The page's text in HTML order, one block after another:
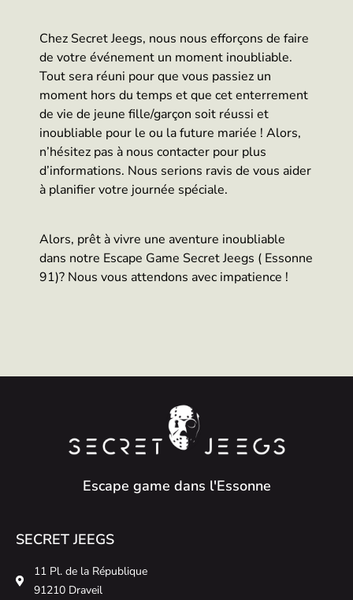
Chez Secret Jeegs, nous nous efforçons de faire
de votre événement un moment inoubliable.
Tout sera réuni pour que vous passiez un
moment hors du temps et que cet enterrement
de vie de jeune fille/garçon soit réussi et
inoubliable pour le ou la future mariée ! Alors,
n’hésitez pas à nous contacter pour plus
d’informations. Nous serions ravis de vous aider
à planifier votre journée spéciale.
Alors, prêt à vivre une aventure inoubliable
dans notre Escape Game Secret Jeegs ( Essonne
91)? Nous vous attendons avec impatience !
Escape game dans l'Essonne
SECRET JEEGS
11 Pl. de la République
91210 Draveil